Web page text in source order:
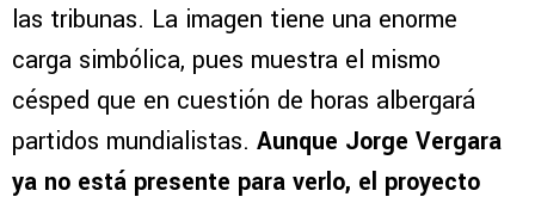
las tribunas. La imagen tiene una enorme
carga simbólica, pues muestra el mismo
césped que en cuestión de horas albergará
partidos mundialistas. Aunque Jorge Vergara
ya no está presente para verlo, el proyecto